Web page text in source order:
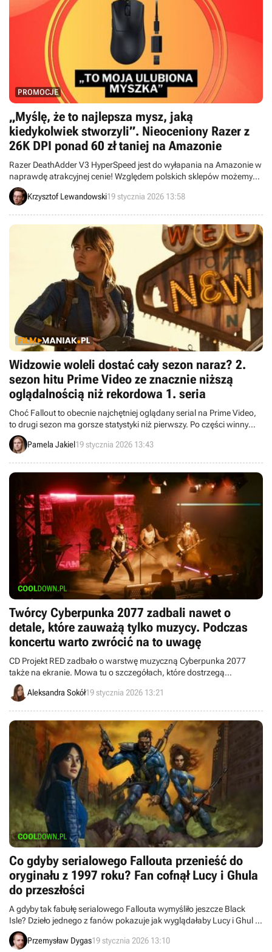
PROMOCJE
„Myślę, że to najlepsza mysz, jaką
kiedykolwiek stworzyli”. Nieoceniony Razer z
26K DPI ponad 60 zł taniej na Amazonie
Razer DeathAdder V3 HyperSpeed jest do wyłapania na Amazonie w
naprawdę atrakcyjnej cenie! Względem polskich sklepów możemy
zaoszczędzić ponad 60 zł na myszce, która zbiera pochwały i
świetnie odnajdzie się w gamingowej rozrywce.
Krzysztof Lewandowski19 stycznia 2026 13:58
Widzowie woleli dostać cały sezon naraz? 2.
sezon hitu Prime Video ze znacznie niższą
oglądalnością niż rekordowa 1. seria
Choć Fallout to obecnie najchętniej oglądany serial na Prime Video,
to drugi sezon ma gorsze statystyki niż pierwszy. Po części winny
temu jest model dystrybucji.
Pamela Jakiel19 stycznia 2026 13:43
Twórcy Cyberpunka 2077 zadbali nawet o
detale, które zauważą tylko muzycy. Podczas
koncertu warto zwrócić na to uwagę
CD Projekt RED zadbało o warstwę muzyczną Cyberpunka 2077
także na ekranie. Mowa tu o szczegółach, które dostrzegą
prawdziwi znawcy instrumentów.
Aleksandra Sokół19 stycznia 2026 13:21
Co gdyby serialowego Fallouta przenieść do
oryginału z 1997 roku? Fan cofnął Lucy i Ghula
do przeszłości
A gdyby tak fabułę serialowego Fallouta wymyśliło jeszcze Black
Isle? Dzieło jednego z fanów pokazuje jak wyglądałaby Lucy i Ghul w
1997 roku.
Przemysław Dygas19 stycznia 2026 13:10